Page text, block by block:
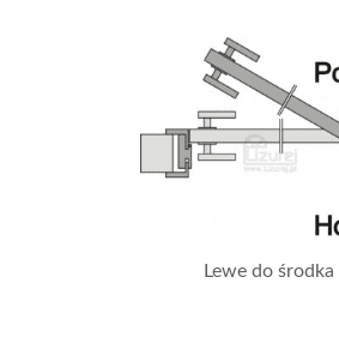
Lewe do środka